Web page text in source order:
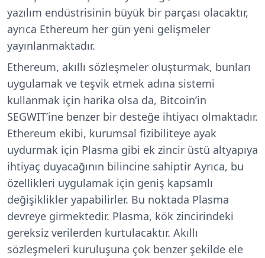
yazılım endüstrisinin büyük bir parçası olacaktır,
ayrıca Ethereum her gün yeni gelişmeler
yayınlanmaktadır.
Ethereum, akıllı sözleşmeler oluşturmak, bunları
uygulamak ve teşvik etmek adına sistemi
kullanmak için harika olsa da, Bitcoin’in
SEGWIT’ine benzer bir desteğe ihtiyacı olmaktadır.
Ethereum ekibi, kurumsal fizibiliteye ayak
uydurmak için Plasma gibi ek zincir üstü altyapıya
ihtiyaç duyacağının bilincine sahiptir Ayrıca, bu
özellikleri uygulamak için geniş kapsamlı
değişiklikler yapabilirler. Bu noktada Plasma
devreye girmektedir. Plasma, kök zincirindeki
gereksiz verilerden kurtulacaktır. Akıllı
sözleşmeleri kuruluşuna çok benzer şekilde ele